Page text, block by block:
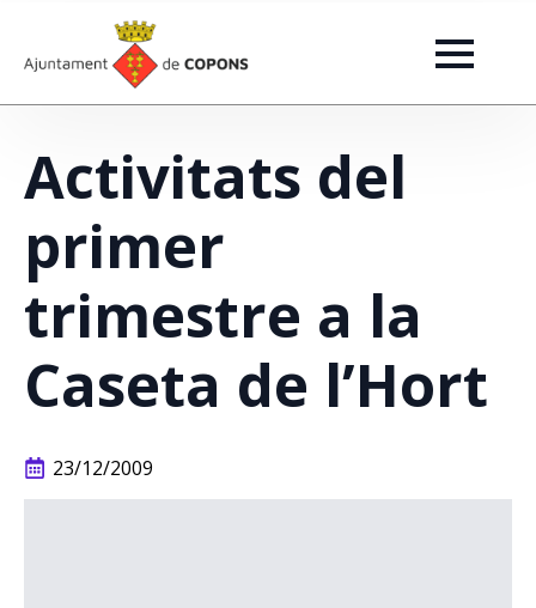
Activitats del
primer
trimestre a la
Caseta de l’Hort
23/12/2009